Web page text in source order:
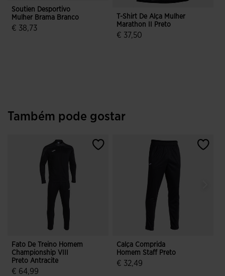
Soutien Desportivo
Mulher Brama Branco
€ 38,73
T-Shirt De Alça Mulher
Marathon II Preto
€ 37,50
Também pode gostar
Fato De Treino Homem
Championship VIII
Preto Antracite
€ 64,99
Calça Comprida
Homem Staff Preto
€ 32,49